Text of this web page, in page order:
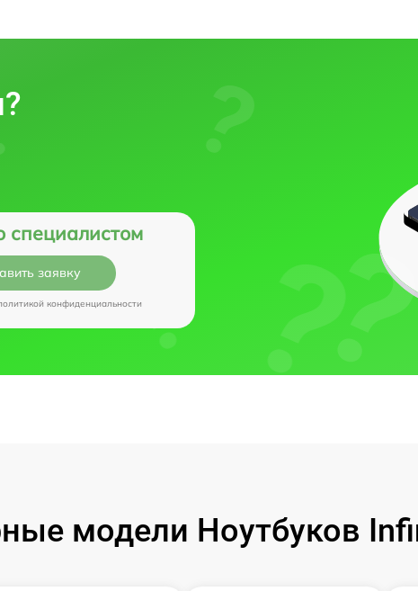
специалистом
заявку
конфиденциальности
модели Ноутбуков